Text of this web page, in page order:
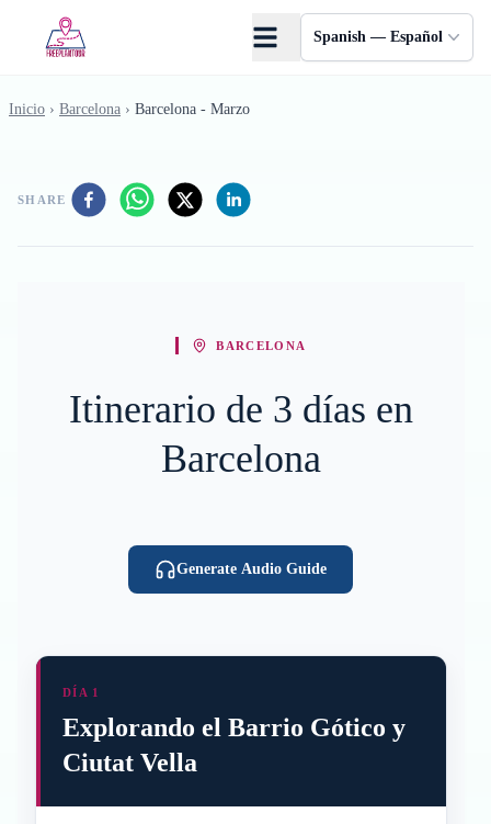
Spanish — Español
Inicio › Barcelona › Barcelona - Marzo
SHARE
BARCELONA
Itinerario de 3 días en
Barcelona
Generate Audio Guide
DÍA 1
Explorando el Barrio Gótico y
Ciutat Vella